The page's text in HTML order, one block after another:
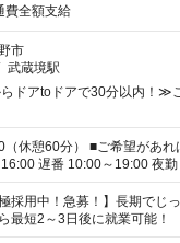
費全額支給
市
武蔵境駅
ドアtoドアで30分以内！≫
希望があれば下記シフトもOK！
遅番 10:00～19:00 夜勤
せたい」 「余裕を持って夕
業はしたくない」 など、ご
のお仕事の勤務時間が 合計
極採用中！急募！】長期でじ
最短2～3日後に就業可能！